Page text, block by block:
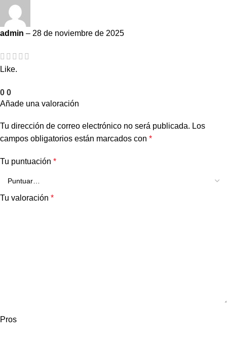
admin – 28 de noviembre de 2025
Like.
0 0
Añade una valoración
Tu dirección de correo electrónico no será publicada. Los
campos obligatorios están marcados con *
Tu puntuación *
Tu valoración *
Pros